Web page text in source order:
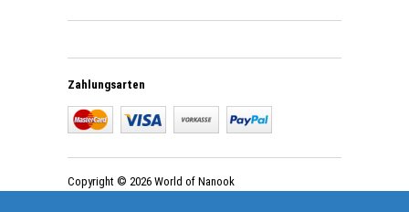
Zahlungsarten
Copyright © 2026 World of Nanook